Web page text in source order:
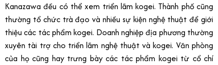
Kanazawa đều có thể xem triển lãm kogei. Thành phố cũng
thường tổ chức trà đạo và nhiều sự kiện nghệ thuật để giới
thiệu các tác phẩm kogei. Doanh nghiệp địa phương thường
xuyên tài trợ cho triển lãm nghệ thuật và kogei. Văn phòng
của họ cũng hay trưng bày các tác phẩm kogei từ cổ chí